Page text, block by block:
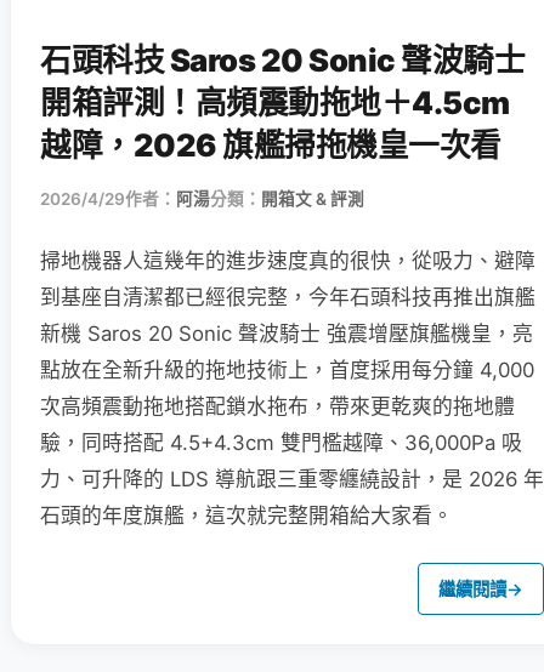
石頭科技 Saros 20 Sonic 聲波騎士
開箱評測！高頻震動拖地＋4.5cm
越障，2026 旗艦掃拖機皇一次看
2026/4/29作者： 阿湯分類： 開箱文 & 評測
掃地機器人這幾年的進步速度真的很快，從吸力、避障
到基座自清潔都已經很完整，今年石頭科技再推出旗艦
新機 Saros 20 Sonic 聲波騎士 強震增壓旗艦機皇，亮
點放在全新升級的拖地技術上，首度採用每分鐘 4,000
次高頻震動拖地搭配鎖水拖布，帶來更乾爽的拖地體
驗，同時搭配 4.5+4.3cm 雙門檻越障、36,000Pa 吸
力、可升降的 LDS 導航跟三重零纏繞設計，是 2026 年
石頭的年度旗艦，這次就完整開箱給大家看。
繼續閱讀→